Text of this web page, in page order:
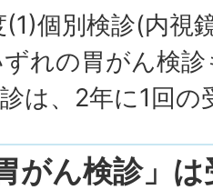
個別検診(内視
れの胃がん検
は、2年に1回の
がん検診」